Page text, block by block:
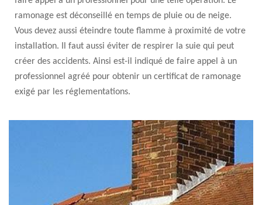
ramonage est déconseillé en temps de pluie ou de neige.
Vous devez aussi éteindre toute flamme à proximité de votre
installation. Il faut aussi éviter de respirer la suie qui peut
créer des accidents. Ainsi est-il indiqué de faire appel à un
professionnel agréé pour obtenir un certificat de ramonage
exigé par les réglementations.